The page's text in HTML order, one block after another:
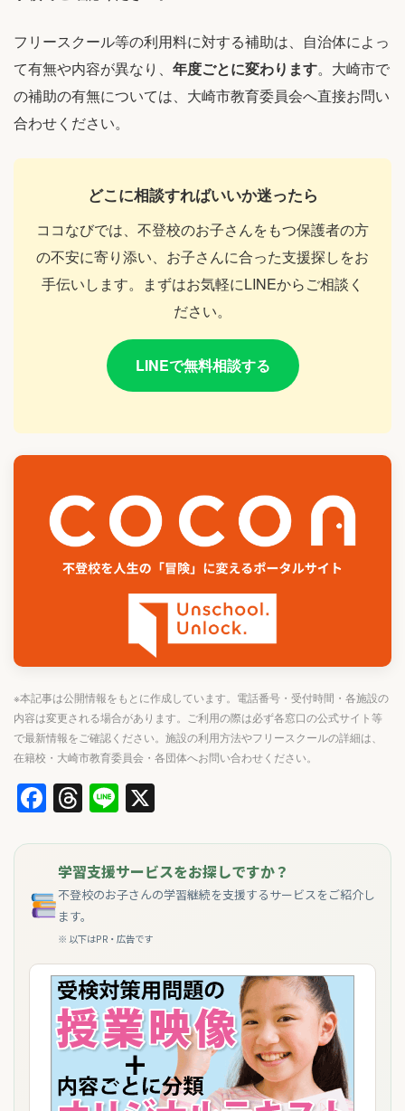
フリースクール等の利用料に対する補助は、自治体によっ
て有無や内容が異なり、 年度ごとに変わります。大崎市で
の補助の有無については、大崎市教育委員会へ直接お問い
合わせください。
どこに相談すればいいか迷ったら
ココなびでは、不登校のお子さんをもつ保護者の方
の不安に寄り添い、お子さんに合った支援探しをお
手伝いします。まずはお気軽にLINEからご相談く
ださい。
LINEで無料相談する
※本記事は公開情報をもとに作成しています。電話番号・受付時間・各施設の
内容は変更される場合があります。ご利用の際は必ず各窓口の公式サイト等
で最新情報をご確認ください。施設の利用方法やフリースクールの詳細は、
在籍校・大崎市教育委員会・各団体へお問い合わせください。
Facebook
Threads
Line
学習支援サービスをお探しですか？
不登校のお子さんの学習継続を支援するサービスをご紹介し
ます。
※ 以下はPR・広告です